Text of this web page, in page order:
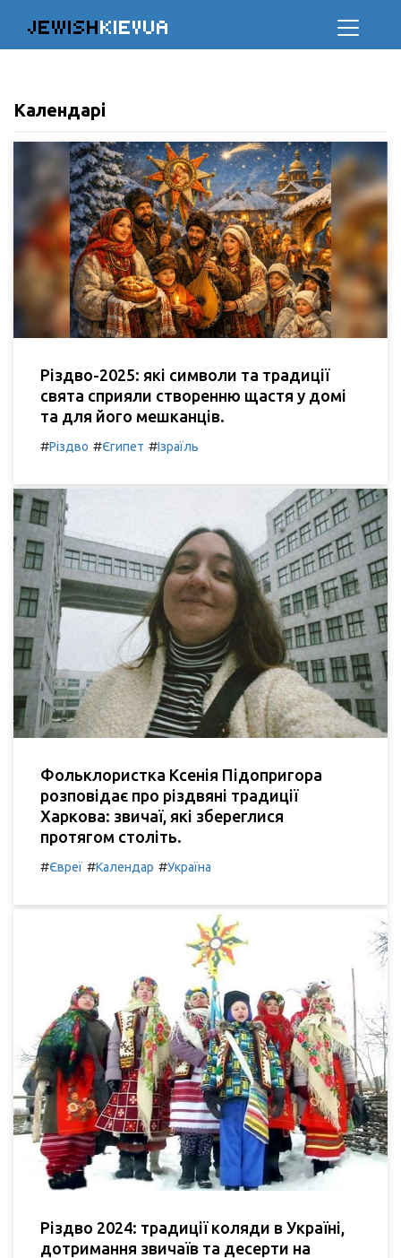
JEWISHKIEVUA
Календарі
Різдво-2025: які символи та традиції
свята сприяли створенню щастя у домі
та для його мешканців.
#Різдво #Єгипет #Ізраїль
Фольклористка Ксенія Підопригора
розповідає про різдвяні традиції
Харкова: звичаї, які збереглися
протягом століть.
#Євреї #Календар #Україна
Різдво 2024: традиції коляди в Україні,
дотримання звичаїв та десерти на